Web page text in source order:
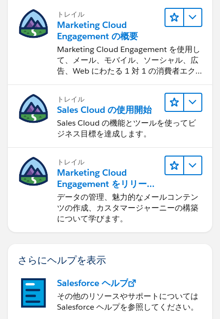
トレイル
Marketing Cloud
Engagement の概要
Marketing Cloud Engagement を使用し
て、メール、モバイル、ソーシャル、広
告、Web にわたる 1 対 1 の消費者エク
トレイル
Sales Cloud の使用開始
Sales Cloud の機能とツールを使ってビ
ジネス目標を達成します。
トレイル
Marketing Cloud
Engagement をリリース
する
データの管理、魅力的なメールコンテン
ツの作成、カスタマージャーニーの構築
について学びます。
さらにヘルプを表示
Salesforce ヘルプ
その他のリソースやサポートについては
Salesforce ヘルプを参照してください。